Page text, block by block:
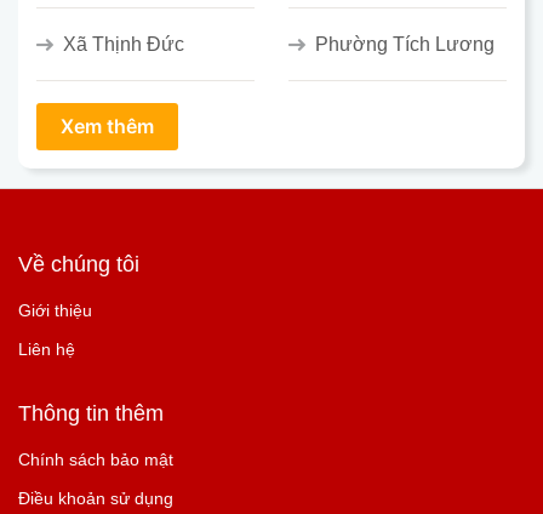
Xã Thịnh Đức Phường Tích Lương
Về chúng tôi
Giới thiệu
Liên hệ
Thông tin thêm
Chính sách bảo mật
Điều khoản sử dụng